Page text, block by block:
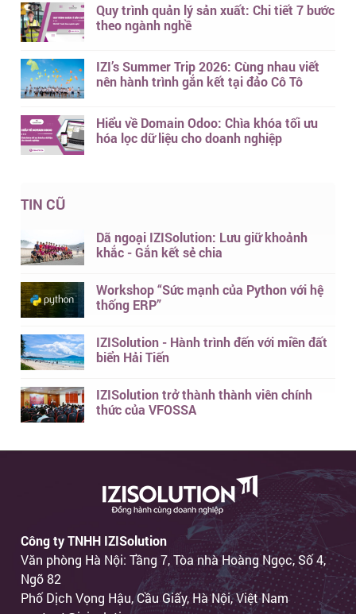
Quy trình quản lý sản xuất: Chi tiết 7 bước
theo ngành nghề
IZI’s Summer Trip 2026: Cùng nhau viết
nên hành trình gắn kết tại đảo Cô Tô
Hiểu về Domain Odoo: Chìa khóa tối ưu
hóa lọc dữ liệu cho doanh nghiệp
TIN CŨ
Dã ngoại IZISolution: Lưu giữ khoảnh
khắc - Gắn kết sẻ chia
Workshop “Sức mạnh của Python với hệ
thống ERP”
IZISolution - Hành trình đến với miền đất
biển Hải Tiến
IZISolution trở thành thành viên chính
thức của VFOSSA
Công ty TNHH IZISolution
Văn phòng Hà Nội: Tầng 7, Tòa nhà Hoàng Ngọc, Số 4,
Ngõ 82
Phố Dịch Vọng Hậu, Cầu Giấy, Hà Nội, Việt Nam